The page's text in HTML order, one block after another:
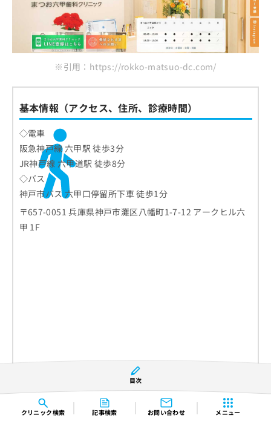
クリニック検索 記事検索 お問い合わせ メニュー
※引用：https://rokko-matsuo-dc.com/
基本情報（アクセス、住所、診療時間）
◇電車
阪急神戸線 六甲駅 徒歩3分
JR神戸線 六甲道駅 徒歩8分
◇バス
神戸市バス 六甲口停留所下車 徒歩1分
〒657-0051 兵庫県神戸市灘区八幡町1-7-12 アークヒル六
甲 1F
目次